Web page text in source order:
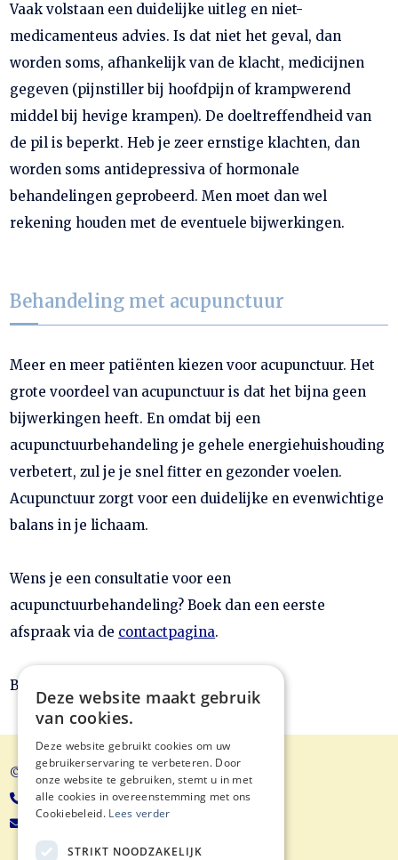
Vaak volstaan een duidelijke uitleg en niet-
medicamenteus advies. Is dat niet het geval, dan
worden soms, afhankelijk van de klacht, medicijnen
gegeven (pijnstiller bij hoofdpijn of krampwerend
middel bij hevige krampen). De doeltreffendheid van
de pil is beperkt. Heb je zeer ernstige klachten, dan
worden soms antidepressiva of hormonale
behandelingen geprobeerd. Men moet dan wel
rekening houden met de eventuele bijwerkingen.
Behandeling met acupunctuur
Meer en meer patiënten kiezen voor acupunctuur. Het
grote voordeel van acupunctuur is dat het bijna geen
bijwerkingen heeft. En omdat bij een
acupunctuurbehandeling je gehele energiehuishouding
verbetert, zul je je snel fitter en gezonder voelen.
Acupunctuur zorgt voor een duidelijke en evenwichtige
balans in je lichaam.
Wens je een consultatie voor een
acupunctuurbehandeling? Boek dan een eerste
afspraak via de contactpagina.
Bron ICZO
© Balans Acupunctuur
+32 9/221 70 88
Deze website maakt gebruik
van cookies.
Deze website gebruikt cookies om uw
gebruikerservaring te verbeteren. Door
onze website te gebruiken, stemt u in met
alle cookies in overeenstemming met ons
Cookiebeleid. Lees verder
STRIKT NOODZAKELIJK